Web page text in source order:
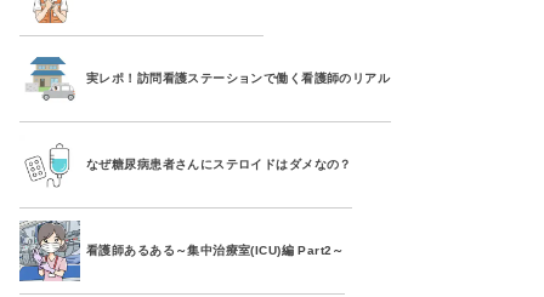
実レポ！訪問看護ステーションで働く看護師のリアル
なぜ糖尿病患者さんにステロイドはダメなの？
看護師あるある～集中治療室(ICU)編 Part2～